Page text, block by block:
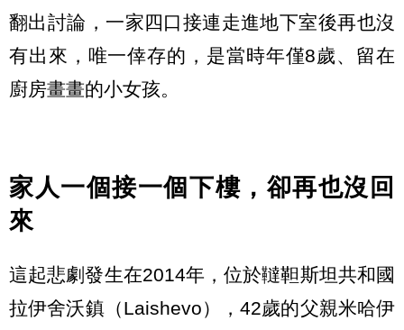
翻出討論，一家四口接連走進地下室後再也沒
有出來，唯一倖存的，是當時年僅8歲、留在
廚房畫畫的小女孩。
家人一個接一個下樓，卻再也沒回
來
這起悲劇發生在2014年，位於韃靼斯坦共和國
拉伊舍沃鎮（Laishevo），42歲的父親米哈伊